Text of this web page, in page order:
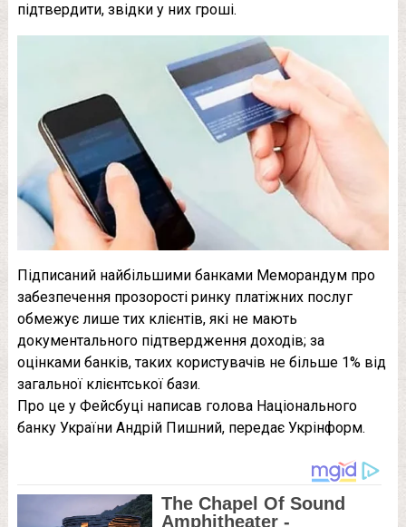
підтвердити, звідки у них гроші.
Підписаний найбільшими банками Меморандум про
забезпечення прозорості ринку платіжних послуг
обмежує лише тих клієнтів, які не мають
документального підтвердження доходів; за
оцінками банків, таких користувачів не більше 1% від
загальної клієнтської бази.
Про це у Фейсбуці написав голова Національного
банку України Андрій Пишний, передає Укрінформ.